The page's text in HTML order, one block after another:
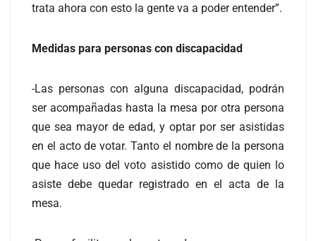
trata ahora con esto la gente va a poder entender”.
Medidas para personas con discapacidad
-Las personas con alguna discapacidad, podrán
ser acompañadas hasta la mesa por otra persona
que sea mayor de edad, y optar por ser asistidas
en el acto de votar. Tanto el nombre de la persona
que hace uso del voto asistido como de quien lo
asiste debe quedar registrado en el acta de la
mesa.